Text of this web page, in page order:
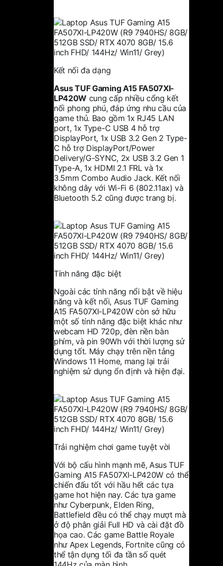
Kết nối đa dạng
Asus TUF Gaming A15 FA507XI-
LP420W cung cấp nhiều cổng kết
nối phong phú, đáp ứng nhu cầu của
game thủ. Bao gồm 1x RJ45 LAN
port, 1x Type-C USB 4 hỗ trợ
DisplayPort, 1x USB 3.2 Gen 2 Type-
C hỗ trợ DisplayPort/Power
Delivery/G-SYNC, 2x USB 3.2 Gen 1
Type-A, 1x HDMI 2.1 FRL và 1x
3.5mm Combo Audio Jack. Kết nối
không dây với Wi-Fi 6 (802.11ax) và
Bluetooth 5.2 cũng được trang bị.
Tính năng đặc biệt
Ngoài các tính năng nổi bật về hiệu
năng và kết nối, Asus TUF Gaming
A15 FA507XI-LP420W còn sở hữu
một số tính năng đặc biệt khác như
webcam HD 720p, đèn nền bàn
phím, và pin 90Wh với thời lượng sử
dụng tốt. Máy chạy trên nền tảng
Windows 11 Home, mang lại trải
nghiệm sử dụng ổn định và hiện đại.
Trải nghiệm chơi game tuyệt vời
Với bộ cấu hình mạnh mẽ, Asus TUF
Gaming A15 FA507XI-LP420W có thể
chiến đấu tốt với hầu hết các tựa
game hot hiện nay. Các tựa game
như Cyberpunk, Elden Ring,
Battlefield đều có thể chạy mượt mà
ở độ phân giải Full HD và cài đặt đồ
họa cao. Các game Battle Royale
như Apex Legends, Fortnite cũng có
thể tận dụng tối đa tần số quét